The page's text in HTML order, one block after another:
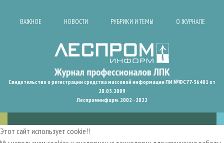
ВАЖНОЕ НОВОСТИ РУБРИКИ И ТЕМЫ О ЖУРНАЛЕ
Свидетельство о регистрации средства массовой информации ПИ №ФС77-36401 от
28.05.2009
Леспроминформ. 2002 - 2022
Этот сайт использует cookie!!